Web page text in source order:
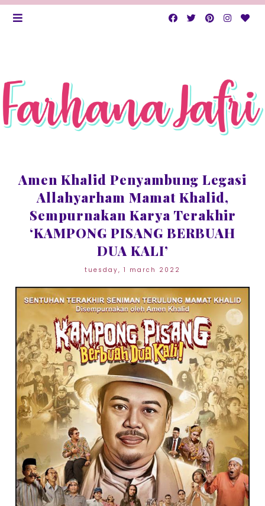
Amen Khalid Penyambung Legasi
Allahyarham Mamat Khalid,
Sempurnakan Karya Terakhir
‘KAMPONG PISANG BERBUAH
DUA KALI’
tuesday, 1 march 2022